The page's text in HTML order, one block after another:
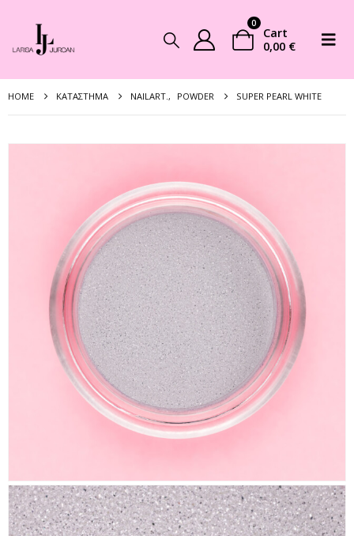
0
Cart
0,00 €
HOME ΚΑΤΆΣΤΗΜΑ NAILART., POWDER SUPER PEARL WHITE